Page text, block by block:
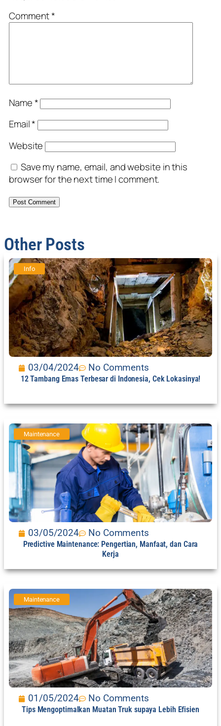
Comment*
Name*
Email*
Website
Save my name, email, and website in this
browser for the next time I comment.
Other Posts
Info
03/04/2024 No Comments
12 Tambang Emas Terbesar di Indonesia, Cek Lokasinya!
Maintenance
03/05/2024 No Comments
Predictive Maintenance: Pengertian, Manfaat, dan Cara
Kerja
Maintenance
01/05/2024 No Comments
Tips Mengoptimalkan Muatan Truk supaya Lebih Efisien